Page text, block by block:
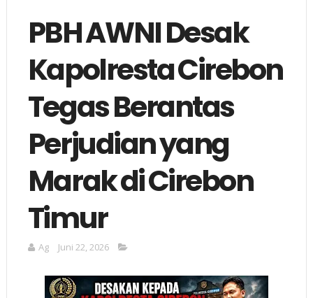
PBH AWNI Desak
Kapolresta Cirebon
Tegas Berantas
Perjudian yang
Marak di Cirebon
Timur
Ag Juni 22, 2026